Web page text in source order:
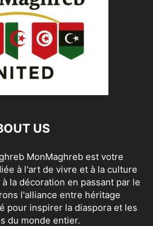
US
MonMaghreb est votre
à l'art de vivre et à la culture
la décoration en passant par le
l'alliance entre héritage
pour inspirer la diaspora et les
du monde entier.